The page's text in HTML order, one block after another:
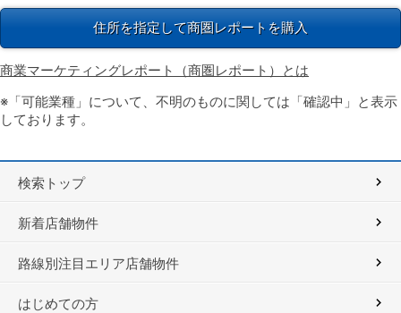
住所を指定して商圏レポートを購入
商業マーケティングレポート（商圏レポート）とは
※「可能業種」について、不明のものに関しては「確認中」と表示
しております。
検索トップ
新着店舗物件
路線別注目エリア店舗物件
はじめての方